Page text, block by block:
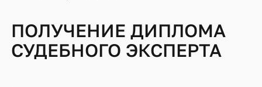
ПОЛУЧЕНИЕ ДИПЛОМА
СУДЕБНОГО ЭКСПЕРТА